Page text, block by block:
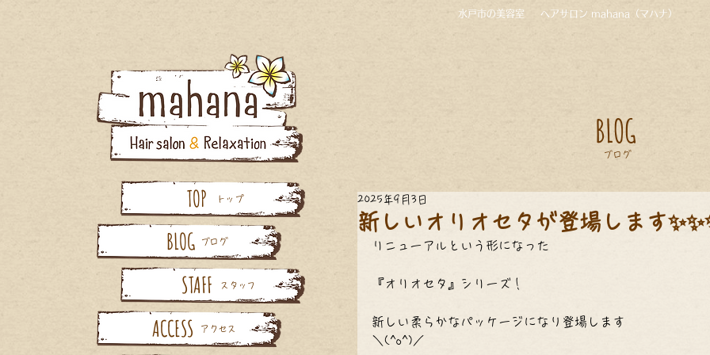
水戸市の美容室 ヘアサロン mahana（マハナ）
新しいオリオセタが登場します
2025年9月3日
リニューアルという形になった
『オリオセタ』シリーズ！
新しい柔らかなパッケージになり登場します
＼(^o^)／
トップ
TOP
ブログ
BLOG
スタッフ
STAFF
アクセス
ACCESS
ブログ
BLOG